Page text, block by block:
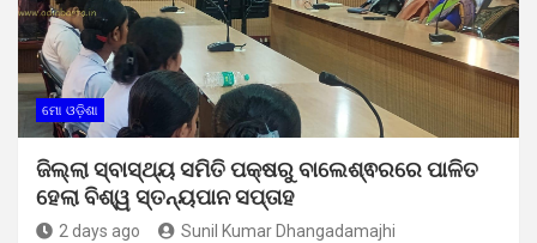
ମୋ ଓଡ଼ିଶା
ଜିଲ୍ଲା ସ୍ବାସ୍ଥ୍ୟ ସମିତି ପକ୍ଷରୁ ବାଲେଶ୍ଵରରେ ପାଳିତ
ହେଲା ବିଶ୍ୱ ସ୍ତନ୍ୟପାନ ସପ୍ତାହ
2 days ago Sunil Kumar Dhangadamajhi